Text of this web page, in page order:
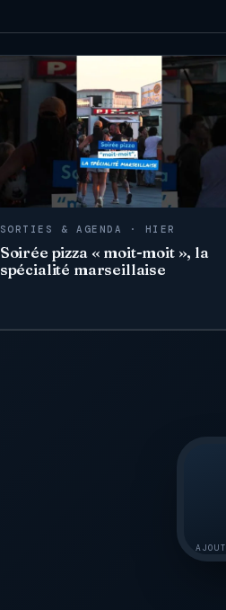
SORTIES & AGENDA · HIER
Soirée pizza « moit-moit », la
spécialité marseillaise